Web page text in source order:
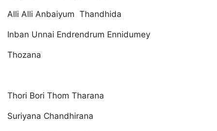
Alli Alli Anbaiyum Thandhida
Inban Unnai Endrendrum Ennidumey
Thozana
Thori Bori Thom Tharana
Suriyana Chandhirana